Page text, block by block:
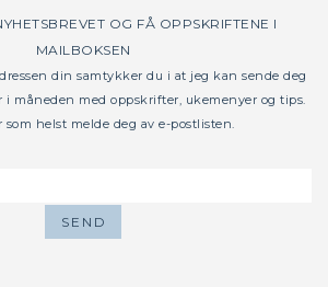
OG FÅ OPPSKRIFTENE I
MAILBOKSEN
din samtykker du i at jeg kan sende deg
i måneden med oppskrifter, ukemenyer og tips.
som helst melde deg av e-postlisten.